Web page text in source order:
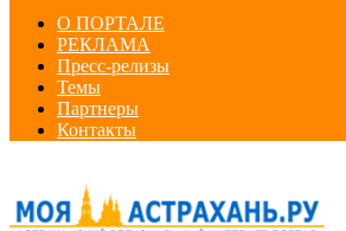
О ПОРТАЛЕ
РЕКЛАМА
Пресс-релизы
Темы
Партнеры
Контакты